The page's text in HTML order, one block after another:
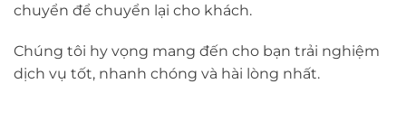
chuyển để chuyển lại cho khách.
Chúng tôi hy vọng mang đến cho bạn trải nghiệm
dịch vụ tốt, nhanh chóng và hài lòng nhất.